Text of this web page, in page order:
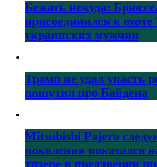
Бежать некуда:
присоединился к
украинских мужчин
Трамп не удал упасть
пошутил про Байдена
Mitsubishi Pajero
поколения показался
тизере в преддверии